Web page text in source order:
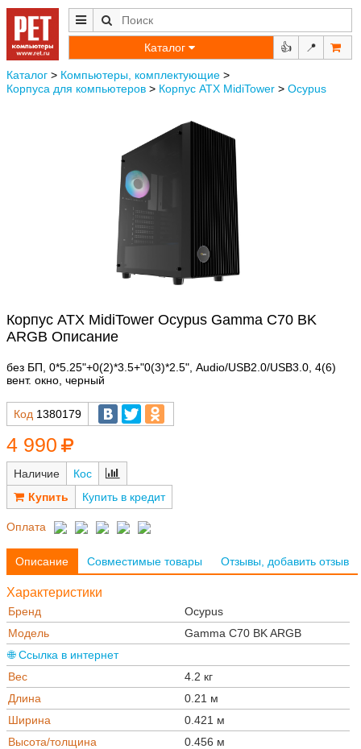
Каталог 👍 📍
Каталог > Компьютеры, комплектующие >
Корпуса для компьютеров > Корпус ATX MidiTower > Oсypus
Корпус ATX MidiTower Oсypus Gamma C70 BK
ARGB Описание
без БП, 0*5.25"+0(2)*3.5+"0(3)*2.5", Audio/USB2.0/USB3.0, 4(6)
вент. окно, черный
Код 1380179
4 990
Наличие
Кос
Купить в кредит
Оплата
Описание Совместимые товары Отзывы, добавить отзыв
Характеристики
Бренд
Oсypus
Модель
Gamma C70 BK ARGB
🌐 Ссылка в интернет
Вес
4.2 кг
Длина
0.21 м
Ширина
0.421 м
Высота/толщина
0.456 м